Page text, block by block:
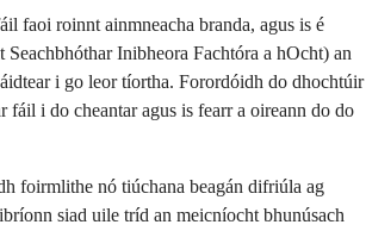
faoi roinnt ainmneacha branda, agus is é
Inibheora Fachtóra a hOcht) an
i go leor tíortha. Forordóidh do dhochtúir
fáil i do cheantar agus is fearr a oireann do do
foirmlithe nó tiúchana beagán difriúla ag
siad uile tríd an meicníocht bhunúsach